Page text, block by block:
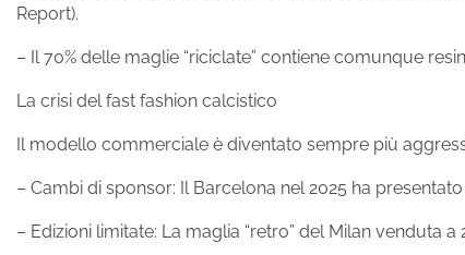
Report).
– Il 70% delle maglie “riciclate” contiene comunque
La crisi del fast fashion calcistico
Il modello commerciale è diventato sempre più
– Cambi di sponsor: Il Barcelona nel 2025 ha
– Edizioni limitate: La maglia “retro” del Milan venduta